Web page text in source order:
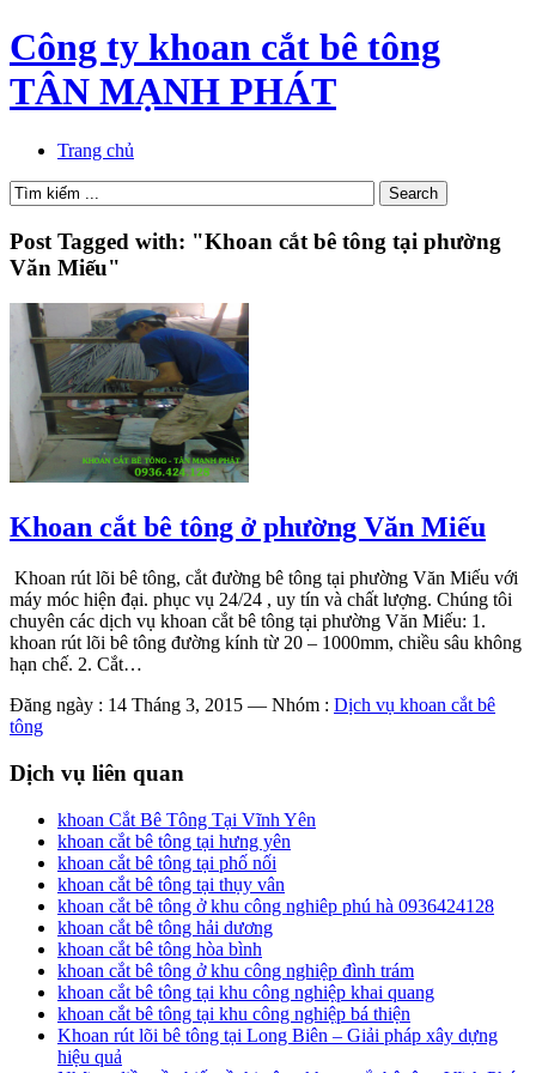
Công ty khoan cắt bê tông
TÂN MẠNH PHÁT
Trang chủ
Post Tagged with: "Khoan cắt bê tông tại phường
Văn Miếu"
Khoan cắt bê tông ở phường Văn Miếu
Khoan rút lõi bê tông, cắt đường bê tông tại phường Văn Miếu với
máy móc hiện đại. phục vụ 24/24 , uy tín và chất lượng. Chúng tôi
chuyên các dịch vụ khoan cắt bê tông tại phường Văn Miếu: 1.
khoan rút lõi bê tông đường kính từ 20 – 1000mm, chiều sâu không
hạn chế. 2. Cắt…
Đăng ngày : 14 Tháng 3, 2015 — Nhóm : Dịch vụ khoan cắt bê
tông
Dịch vụ liên quan
khoan Cắt Bê Tông Tại Vĩnh Yên
khoan cắt bê tông tại hưng yên
khoan cắt bê tông tại phố nối
khoan cắt bê tông tại thụy vân
khoan cắt bê tông ở khu công nghiêp phú hà 0936424128
khoan cắt bê tông hải dương
khoan cắt bê tông hòa bình
khoan cắt bê tông ở khu công nghiệp đình trám
khoan cắt bê tông tại khu công nghiệp khai quang
khoan cắt bê tông tại khu công nghiệp bá thiện
Khoan rút lõi bê tông tại Long Biên – Giải pháp xây dựng
hiệu quả